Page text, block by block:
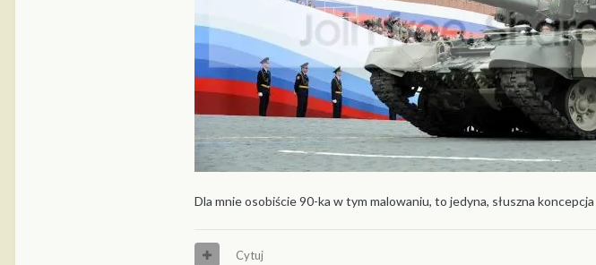
Dla mnie osobiście 90-ka w tym malowaniu, to jedyna, słuszna koncepcja
Cytuj